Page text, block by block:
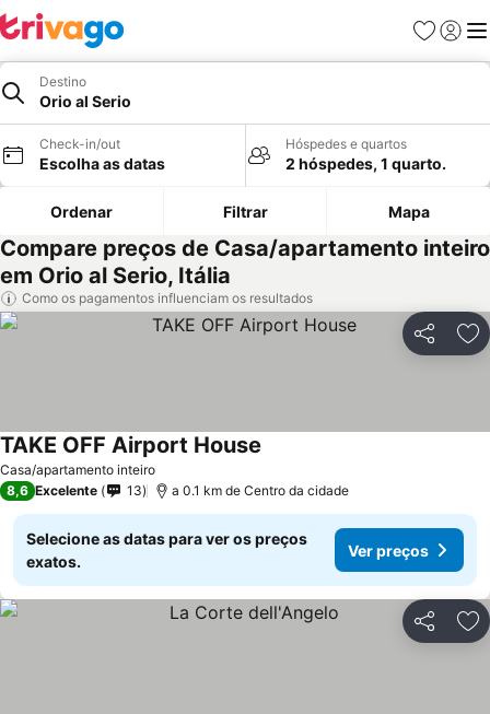
Favoritos
Iniciar
Destino
Orio al Serio
Check-in/out
Escolha as datas
Hóspedes e quartos
2 hóspedes, 1 quarto.
Ordenar Filtrar Mapa
Compare preços de Casa/apartamento inteiro
em Orio al Serio, Itália
Como os pagamentos influenciam os resultados
Partilhar
Casa/apartamento inteiro
TAKE OFF Airport House
8,6 Excelente 13 a 0.1 km de Centro da cidade
Selecione as datas para ver os preços
exatos.
Ver preços
Partilhar